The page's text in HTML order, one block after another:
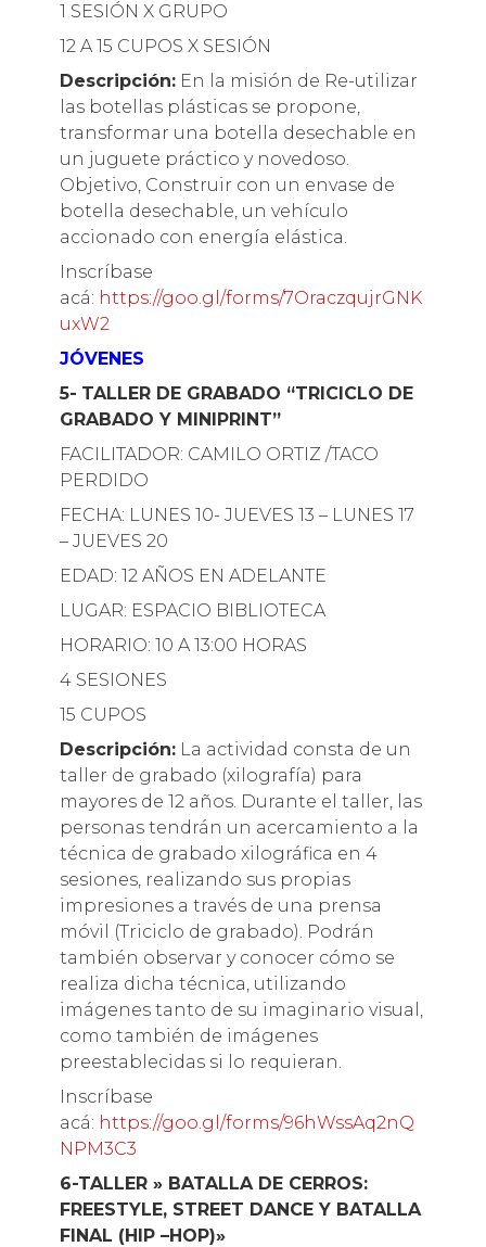
1 SESIÓN X GRUPO
12 A 15 CUPOS X SESIÓN
Descripción:En la misión de Re-utilizar
las botellas plásticas se propone,
transformar una botella desechable en
un juguete práctico y novedoso.
Objetivo, Construir con un envase de
botella desechable, un vehículo
accionado con energía elástica.
Inscríbase
acá: https://goo.gl/forms/7OraczqujrGNK
uxW2
JÓVENES
5- TALLER DE GRABADO “TRICICLO DE
GRABADO Y MINIPRINT”
FACILITADOR: CAMILO ORTIZ /TACO
PERDIDO
FECHA: LUNES 10- JUEVES 13 – LUNES 17
– JUEVES 20
EDAD: 12 AÑOS EN ADELANTE
LUGAR: ESPACIO BIBLIOTECA
HORARIO: 10 A 13:00 HORAS
4 SESIONES
15 CUPOS
Descripción:La actividad consta de un
taller de grabado (xilografía) para
mayores de 12 años. Durante el taller, las
personas tendrán un acercamiento a la
técnica de grabado xilográfica en 4
sesiones, realizando sus propias
impresiones a través de una prensa
móvil (Triciclo de grabado). Podrán
también observar y conocer cómo se
realiza dicha técnica, utilizando
imágenes tanto de su imaginario visual,
como también de imágenes
preestablecidas si lo requieran.
Inscríbase
acá: https://goo.gl/forms/96hWssAq2nQ
NPM3C3
6-TALLER » BATALLA DE CERROS:
FREESTYLE, STREET DANCE Y BATALLA
FINAL (HIP –HOP)»